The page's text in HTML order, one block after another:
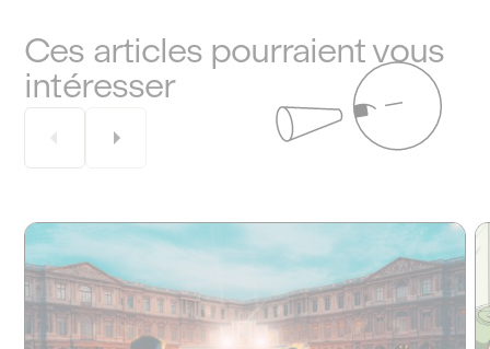
Ces articles pourraient vous
intéresser